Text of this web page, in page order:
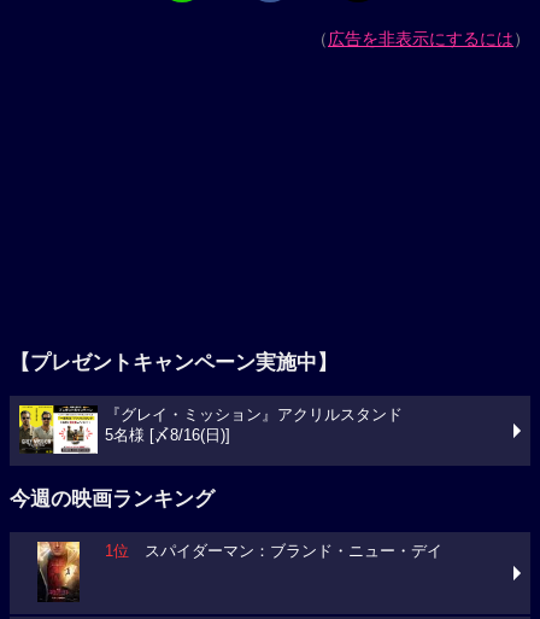
（広告を非表示にするには）
【プレゼントキャンペーン実施中】
『グレイ・ミッション』アクリルスタンド
5名様 [〆8/16(日)]
今週の映画ランキング
1位 スパイダーマン：ブランド・ニュー・デイ